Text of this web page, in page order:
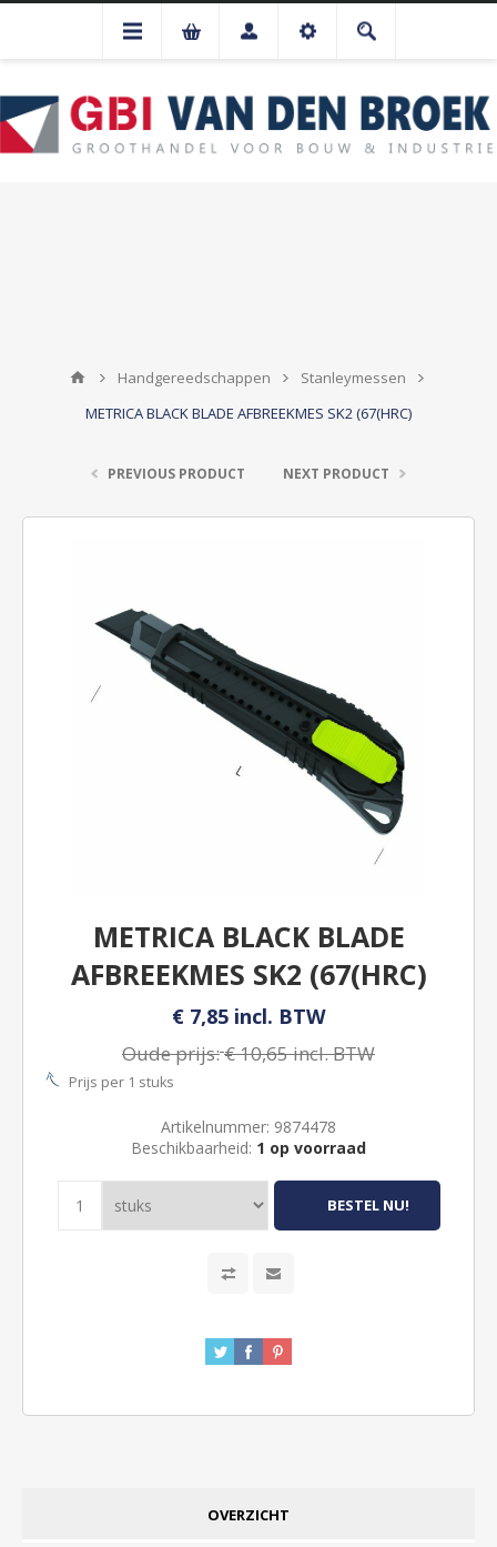
Handgereedschappen
Stanleymessen
METRICA BLACK BLADE AFBREEKMES SK2 (67(HRC)
PREVIOUS PRODUCT NEXT PRODUCT
METRICA BLACK BLADE
AFBREEKMES SK2 (67(HRC)
€ 7,85 incl. BTW
Oude prijs:€ 10,65 incl. BTW
Prijs per 1 stuks
Artikelnummer: 9874478
Beschikbaarheid: 1 op voorraad
OVERZICHT